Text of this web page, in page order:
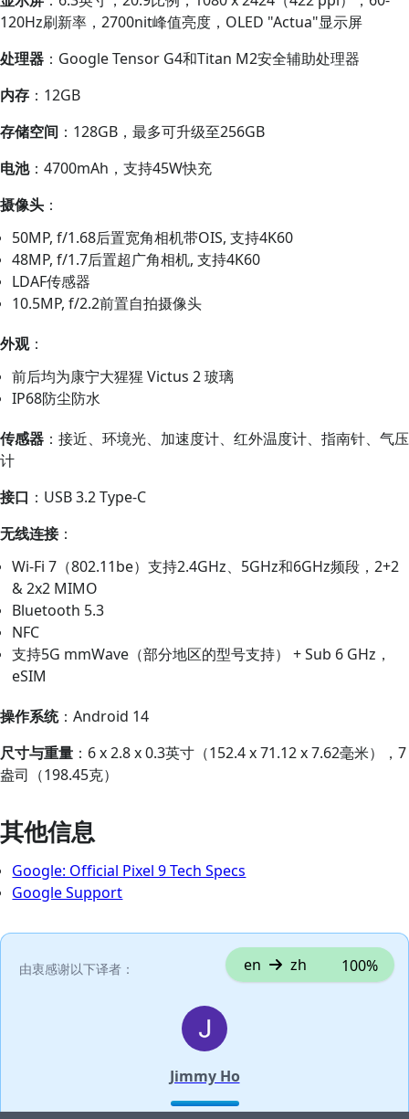
120Hz刷新率，2700nit峰值亮度，OLED "Actua"显示屏
处理器 ：Google Tensor G4和Titan M2安全辅助处理器
内存 ：12GB
存储空间 ：128GB，最多可升级至256GB
电池：4700mAh，支持45W快充
摄像头 ：
50MP, f/1.68后置宽角相机带OIS, 支持4K60
48MP, f/1.7后置超广角相机, 支持4K60
LDAF传感器
10.5MP, f/2.2前置自拍摄像头
外观：
前后均为康宁大猩猩 Victus 2 玻璃
IP68防尘防水
传感器 ：接近、环境光、加速度计、红外温度计、指南针、气压
计
接口 ：USB 3.2 Type-C
无线连接：
Wi-Fi 7（802.11be）支持2.4GHz、5GHz和6GHz频段，2+2
& 2x2 MIMO
Bluetooth 5.3
NFC
支持5G mmWave（部分地区的型号支持） + Sub 6 GHz，
eSIM
操作系统：Android 14
尺寸与重量 ：6 x 2.8 x 0.3英寸（152.4 x 71.12 x 7.62毫米），7
盎司（198.45克）
其他信息
Google: Official Pixel 9 Tech Specs
Google Support
由衷感谢以下译者： en zh 100%
Jimmy Ho